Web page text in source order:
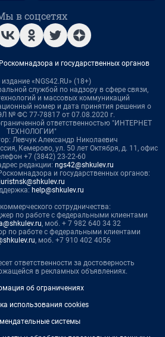
в соцсетях
и государственных органов
«NGS42.RU» (18+)
службой по надзору в сфере связи,
и массовых коммуникаций
номер и дата принятия решения о
№ ФС 77-78817 от 07.08.2020 г.
ответственностью "ИНТЕРНЕТ
ТЕХНОЛОГИИ"
Левчук Александр Николаевич
Кемерово, ул. 50 лет Октября, д. 11, офис
+7 (3842) 23-22-60
редакции: ngs42@shkulev.ru
и государственных органов:
help@shkulev.ru
сотрудничества:
по работе с федеральными клиентами
, моб. + 7 982 640 34 32
по работе с федеральными клиентами
, моб. +7 910 402 4056
ответственности за достоверность
в рекламных объявлениях.
об ограничениях
использования cookies
системы